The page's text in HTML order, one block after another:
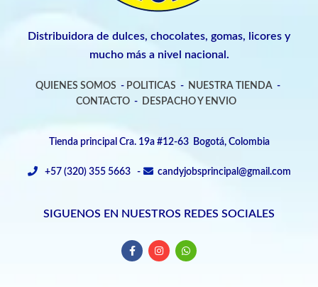
Distribuidora de dulces, chocolates, gomas, licores y
mucho más a nivel nacional.
QUIENES SOMOS - POLITICAS - NUESTRA TIENDA -
CONTACTO- DESPACHO Y ENVIO
Tienda principal Cra. 19a #12-63 Bogotá, Colombia
+57 (320) 355 5663 - candyjobsprincipal@gmail.com
SIGUENOS EN NUESTROS REDES SOCIALES